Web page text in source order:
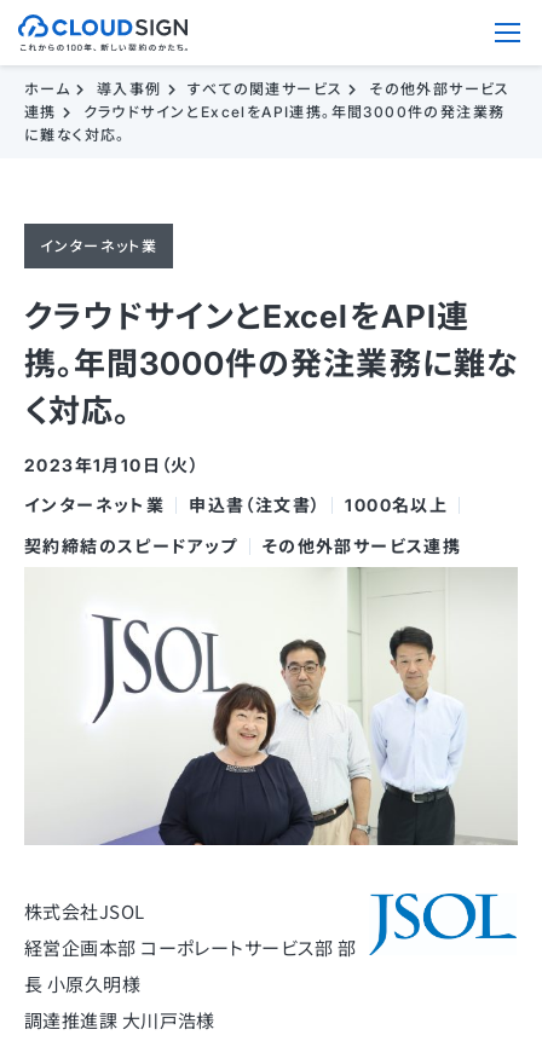
ホーム 導入事例 すべての関連サービス
その他外部サービス
連携
クラウドサインとExcelをAPI連携。年間3000件の発注業務
に難なく対応。
インターネット業
クラウドサインとExcelをAPI連
携。年間3000件の発注業務に難な
く対応。
2023年1月10日（火）
インターネット業
申込書（注文書）
1000名以上
契約締結のスピードアップ
その他外部サービス連携
株式会社JSOL
経営企画本部 コーポレートサービス部 部
長 小原久明様
調達推進課 大川戸浩様